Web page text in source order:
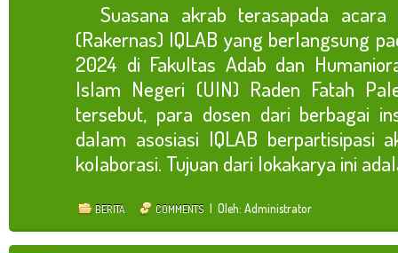
Suasana akrab terasapada acara
(Rakernas) IQLAB yang berlangsung
2024 di Fakultas Adab dan
Islam Negeri (UIN) Raden Fatah
tersebut, para dosen dari berbagai
dalam asosiasi IQLAB berpartisipasi
kolaborasi. Tujuan dari lokakarya ini
BERITA COMMENTS | Oleh: Administrator